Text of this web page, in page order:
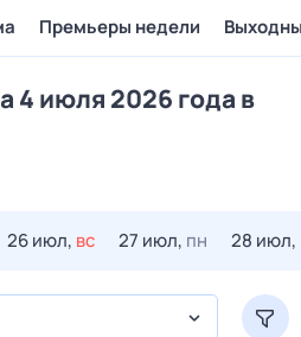
Премьеры недели
4 июля 2026 года в
26 июл, вс 27 июл, пн 28 июл,